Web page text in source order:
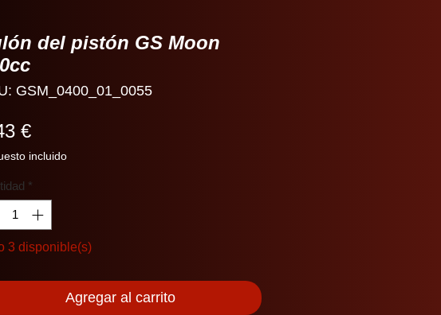
del pistón GS Moon
GSM_0400_01_0055
€Precio
incluido
*
3 disponible(s)
Agregar al carrito